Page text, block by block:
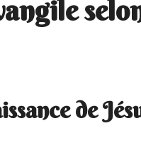
de